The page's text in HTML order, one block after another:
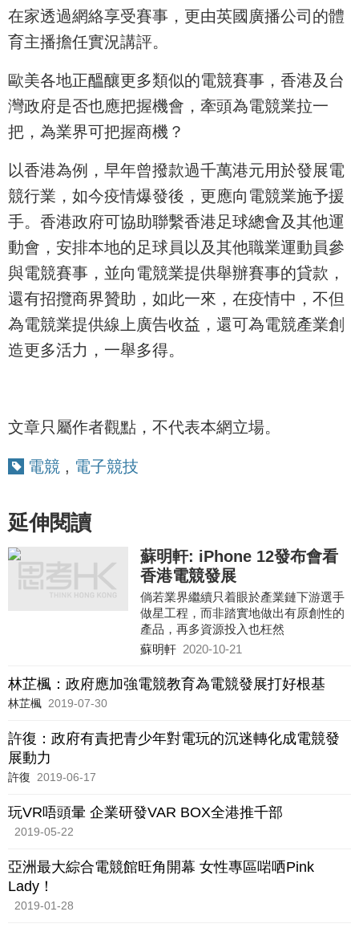
在家透過網絡享受賽事，更由英國廣播公司的體
育主播擔任實況講評。
歐美各地正醞釀更多類似的電競賽事，香港及台
灣政府是否也應把握機會，牽頭為電競業拉一
把，為業界可把握商機？
以香港為例，早年曾撥款過千萬港元用於發展電
競行業，如今疫情爆發後，更應向電競業施予援
手。香港政府可協助聯繫香港足球總會及其他運
動會，安排本地的足球員以及其他職業運動員參
與電競賽事，並向電競業提供舉辦賽事的貸款，
還有招攬商界贊助，如此一來，在疫情中，不但
為電競業提供線上廣告收益，還可為電競產業創
造更多活力，一舉多得。
文章只屬作者觀點，不代表本網立場。
電競 , 電子競技
延伸閱讀
蘇明軒: iPhone 12發布會看
香港電競發展
倘若業界繼續只着眼於產業鏈下游選手
做星工程，而非踏實地做出有原創性的
產品，再多資源投入也枉然
蘇明軒 2020-10-21
林芷楓：政府應加強電競教育為電競發展打好根基
林芷楓 2019-07-30
許復：政府有責把青少年對電玩的沉迷轉化成電競發
展動力
許復 2019-06-17
玩VR唔頭暈 企業研發VAR BOX全港推千部
2019-05-22
亞洲最大綜合電競館旺角開幕 女性專區啱哂Pink
Lady！
2019-01-28